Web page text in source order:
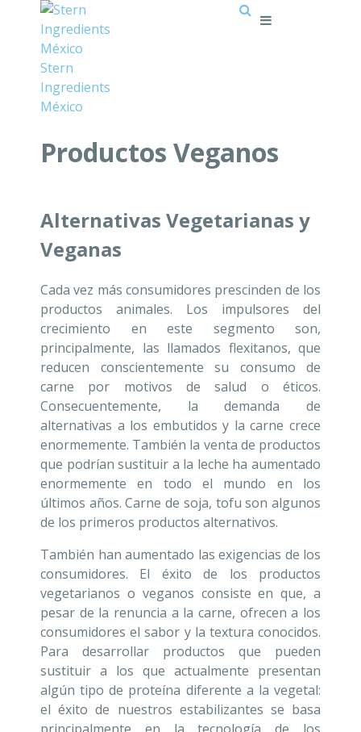
Stern
Ingredients
México
Productos Veganos
Alternativas Vegetarianas y
Veganas
Cada vez más consumidores prescinden de los
productos animales. Los impulsores del
crecimiento en este segmento son,
principalmente, las llamados flexitanos, que
reducen conscientemente su consumo de
carne por motivos de salud o éticos.
Consecuentemente, la demanda de
alternativas a los embutidos y la carne crece
enormemente. También la venta de productos
que podrían sustituir a la leche ha aumentado
enormemente en todo el mundo en los
últimos años. Carne de soja, tofu son algunos
de los primeros productos alternativos.
También han aumentado las exigencias de los
consumidores. El éxito de los productos
vegetarianos o veganos consiste en que, a
pesar de la renuncia a la carne, ofrecen a los
consumidores el sabor y la textura conocidos.
Para desarrollar productos que pueden
sustituir a los que actualmente presentan
algún tipo de proteína diferente a la vegetal:
el éxito de nuestros estabilizantes se basa